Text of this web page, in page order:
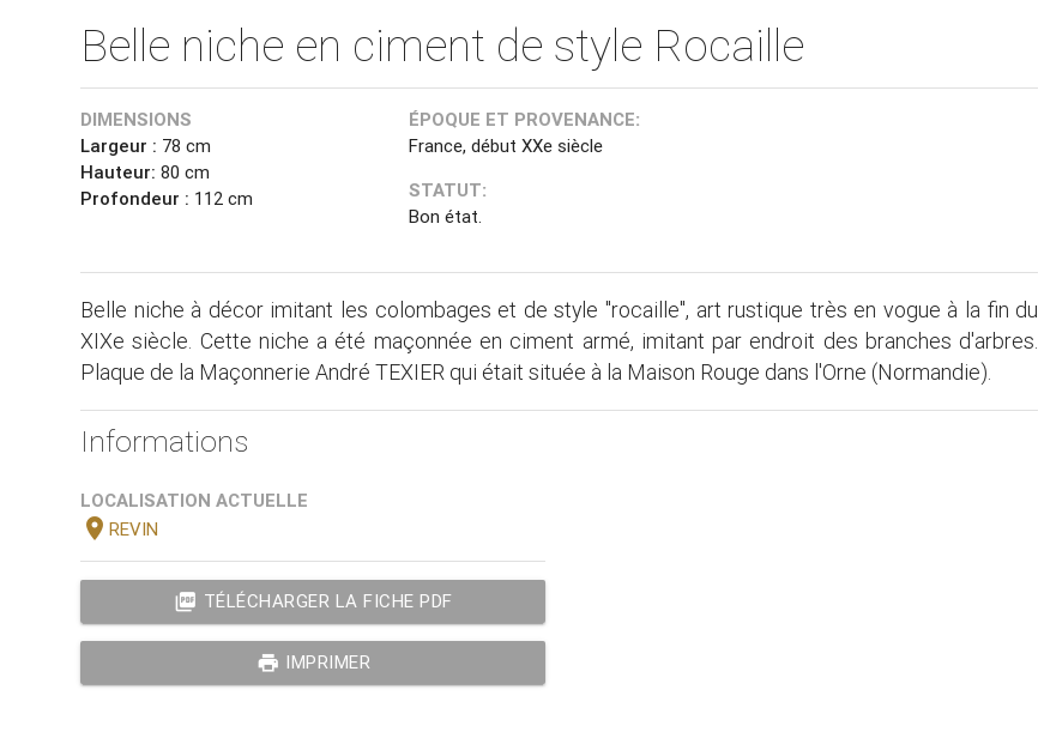
Belle niche en ciment de style Rocaille
DIMENSIONS
Largeur : 78 cm
Hauteur: 80 cm
Profondeur : 112 cm
ÉPOQUE ET PROVENANCE:
France, début XXe siècle
STATUT:
Bon état.
Belle niche à décor imitant les colombages et de style "rocaille", art rustique très en vogue à la fin du
XIXe siècle. Cette niche a été maçonnée en ciment armé, imitant par endroit des branches d'arbres.
Plaque de la Maçonnerie André TEXIER qui était située à la Maison Rouge dans l'Orne (Normandie).
Informations
LOCALISATION ACTUELLE
location_onREVIN
picture_as_pdf TÉLÉCHARGER LA FICHE PDF
print IMPRIMER